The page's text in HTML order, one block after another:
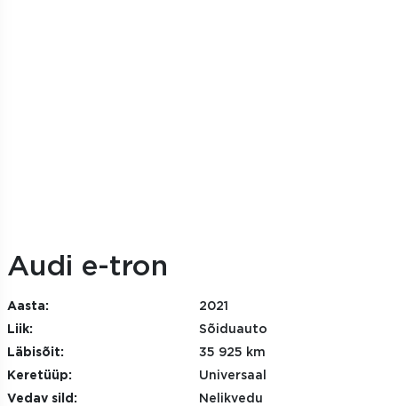
Audi e-tron
Aasta:
2021
Liik:
Sõiduauto
Läbisõit:
35 925 km
Keretüüp:
Universaal
Vedav sild:
Nelikvedu